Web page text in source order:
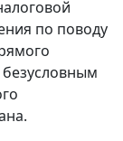
по поводу